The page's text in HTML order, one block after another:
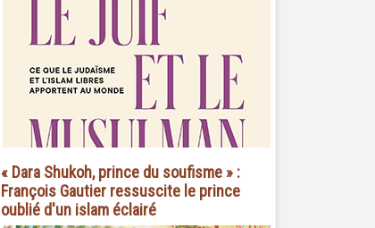
« Dara Shukoh, prince du soufisme » :
François Gautier ressuscite le prince
oublié d'un islam éclairé